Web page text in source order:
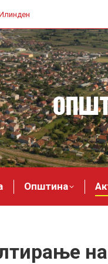
Општина